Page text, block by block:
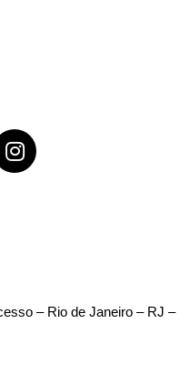
– Rio de Janeiro – RJ –